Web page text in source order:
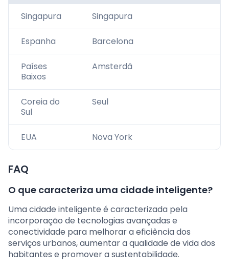
Singapura Singapura
Espanha Barcelona
Países
Baixos
Amsterdã
Coreia do
Sul
Seul
EUA Nova York
FAQ
O que caracteriza uma cidade inteligente?
Uma cidade inteligente é caracterizada pela
incorporação de tecnologias avançadas e
conectividade para melhorar a eficiência dos
serviços urbanos, aumentar a qualidade de vida dos
habitantes e promover a sustentabilidade.